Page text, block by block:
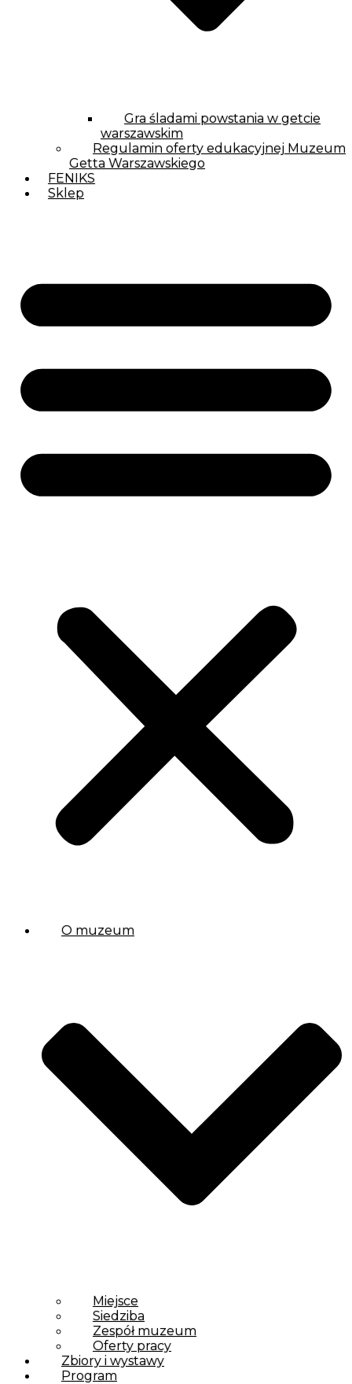
Gra śladami powstania w getcie
warszawskim
Regulamin oferty edukacyjnej Muzeum
Getta Warszawskiego
FENIKS
Sklep
O muzeum
Miejsce
Siedziba
Zespół muzeum
Oferty pracy
Zbiory i wystawy
Program